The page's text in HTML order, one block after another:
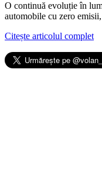
O continuă evoluție în
automobile cu zero
Citește articolul complet